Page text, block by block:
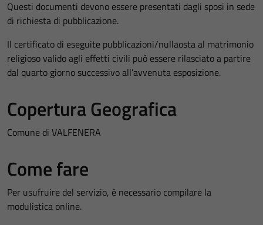
Questi documenti devono essere presentati dagli sposi in sede
di richiesta di pubblicazione.
Il certificato di eseguite pubblicazioni/nullaosta al matrimonio
religioso valido agli effetti civili può essere rilasciato a partire
dal quarto giorno successivo all’avvenuta esposizione.
Copertura Geografica
Comune di VALFENERA
Come fare
Per usufruire del servizio, è necessario compilare la
modulistica online.